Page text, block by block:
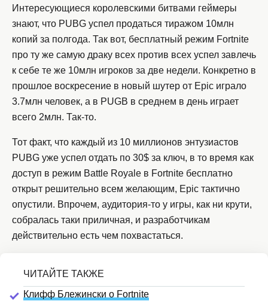
Интересующиеся королевскими битвами геймеры
знают, что PUBG успел продаться тиражом 10млн
копий за полгода. Так вот, бесплатный режим Fortnite
про ту же самую драку всех против всех успел завлечь
к себе те же 10млн игроков за две недели. Конкретно в
прошлое воскресение в новый шутер от Epic играло
3.7млн человек, а в PUGB в среднем в день играет
всего 2млн. Так-то.
Тот факт, что каждый из 10 миллионов энтузиастов
PUBG уже успел отдать по 30$ за ключ, в то время как
доступ в режим Battle Royale в Fortnite бесплатно
открыт решительно всем желающим, Epic тактично
опустили. Впрочем, аудитория-то у игры, как ни крути,
собралась таки приличная, и разработчикам
действительно есть чем похвастаться.
Клифф Блежински о Fortnite